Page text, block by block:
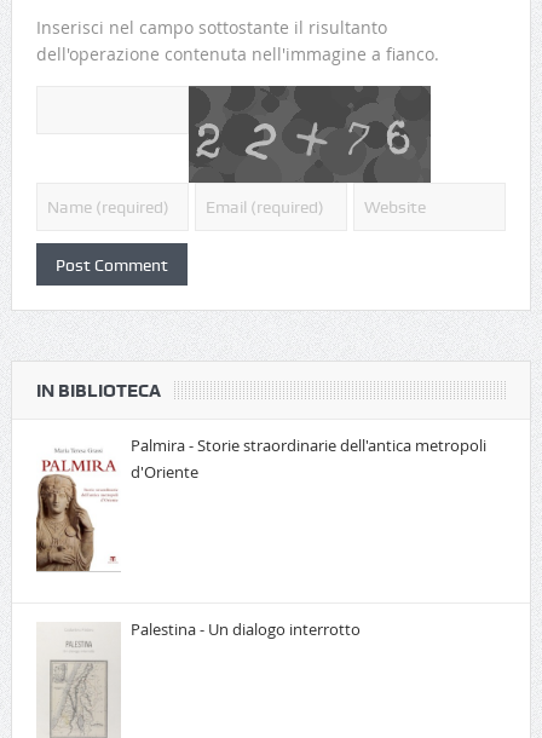
Inserisci nel campo sottostante il risultanto
dell'operazione contenuta nell'immagine a fianco.
IN BIBLIOTECA
Palmira - Storie straordinarie dell'antica metropoli
d'Oriente
Palestina - Un dialogo interrotto